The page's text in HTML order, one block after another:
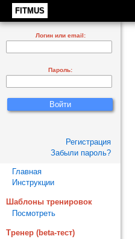
FITMUS
Логин или email:
Пароль:
Регистрация
Забыли пароль?
Главная
Инструкции
Шаблоны тренировок
Посмотреть
Тренер (beta-тест)